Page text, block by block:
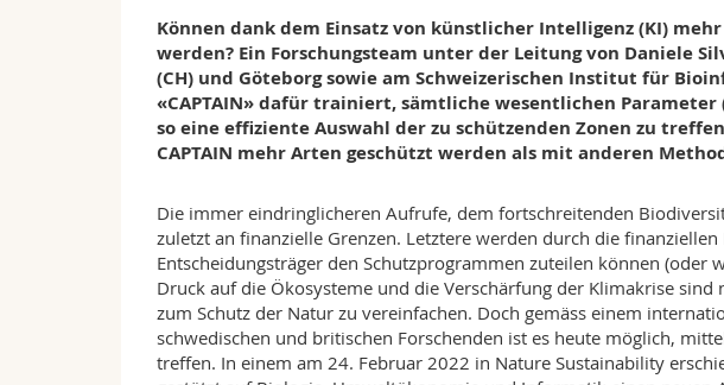
Können dank dem Einsatz von künstlicher Intelligenz (KI)
werden? Ein Forschungsteam unter der Leitung von Daniele
(CH) und Göteborg sowie am Schweizerischen Institut für
«CAPTAIN» dafür trainiert, sämtliche wesentlichen
so eine effiziente Auswahl der zu schützenden Zonen zu
CAPTAIN mehr Arten geschützt werden als mit anderen
Die immer eindringlicheren Aufrufe, dem fortschreitenden
zuletzt an finanzielle Grenzen. Letztere werden durch die
Entscheidungsträger den Schutzprogrammen zuteilen können (oder
Druck auf die Ökosysteme und die Verschärfung der Klimakrise sind
zum Schutz der Natur zu vereinfachen. Doch gemäss einem
schwedischen und britischen Forschenden ist es heute möglich,
treffen. In einem am 24. Februar 2022 in Nature Sustainability